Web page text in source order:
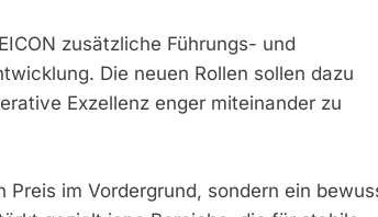
zusätzliche Führungs- und
Die neuen Rollen sollen dazu
Exzellenz enger miteinander zu
im Vordergrund, sondern ein